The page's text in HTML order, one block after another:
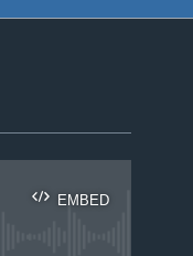
EMBED